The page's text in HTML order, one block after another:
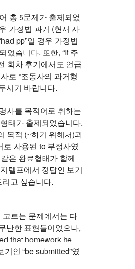
총 5문제가 출제되었
가정법 과거 (현재 사
pp”일 경우 가정법
었습니다. 또한, “If 주
회차 후기에서도 언급
로 “조동사의 과거형
시기 바랍니다.
사를 목적어로 취하는
태가 출제되었습니다.
목적 (~하기 위해서)과
로 사용된 to 부정사였
은 완료형태가 함께
텔프에서 정답인 보기
고 싶습니다.
르는 문제에서는 다
난한 표현들이었으나,
that homework he
인 “be submitted”였